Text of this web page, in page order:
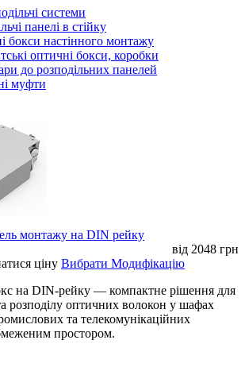
системи
панелі в стійку
бокси настінного монтажу
оптичні бокси, коробки
до розподільних панелей
муфти
монтажу на DIN рейку
від 2048 грн
ціну Вибрати Модифікацію
на DIN-рейку — компактне рішення для
розподілу оптичних волокон у шафах
та телекомунікаційних
простором.